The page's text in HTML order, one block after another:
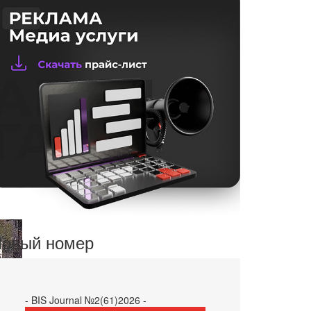
номер
- BIS Journal №2(61)2026 -